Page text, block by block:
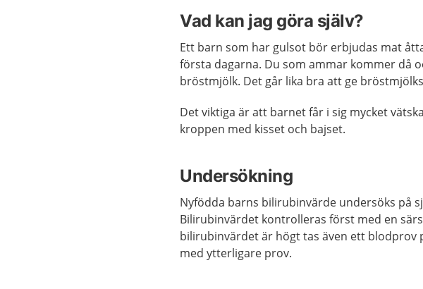
Vad kan jag göra själv?
Ett barn som har gulsot bör erbjudas mat
första dagarna. Du som ammar kommer då
bröstmjölk. Det går lika bra att ge
Det viktiga är att barnet får i sig mycket
kroppen med kisset och bajset.
Undersökning
Nyfödda barns bilirubinvärde undersöks på
Bilirubinvärdet kontrolleras först med en
bilirubinvärdet är högt tas även ett blodprov
med ytterligare prov.